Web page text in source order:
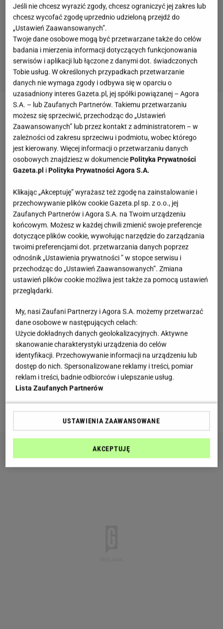
SPRAWDŹ: 5 przepisów na dietetyczne dania z grilla
Czy dania z grilla są szkodliwe dla zdrowia?
Na pewno słyszeliście o węglowodorach
jak benzoapiren czy akrylamid, wolnych rodnikach.
Podejrzewam, że mimowolnie obiło wam się co
nieco o uszy i nie sądzę, by były to komentarze
pochlebne. Cały proces klasycznego grillowania w
skrócie wygląda tak: wytopiony tłuszcz ścieka na
rozżarzony węgiel, szybko ulega spaleniu i
przekształceniu do szkodliwych, lotnych związków,
po czym osiada na jedzeniu. Wymienione wcześniej
związki to silne kancerogeny, czyli substancje
przyczyniające się do zwiększenia ryzyka
powstawania nowotworów. To oczywiste, że
sporadyczne jedzenie dań z grilla nie oznacza
wyroku śmierci, ale lepiej unikać tego, co jest dla nas
szkodliwe. Na pocieszenie powiem, że istnieje wiele
przydatnych wskazówek, które pozwolą nam
efektywnie unikać zagrożenia.
Jeśli nie chcesz wyrazić zgody, chcesz ograniczyć jej zakres lub
chcesz wycofać zgodę uprzednio udzieloną przejdź do
„Ustawień Zaawansowanych”.
Twoje dane osobowe mogą być przetwarzane także do celów
badania i mierzenia informacji dotyczących funkcjonowania
serwisów i aplikacji lub łączone z danymi dot. świadczonych
Tobie usług. W określonych przypadkach przetwarzanie
danych nie wymaga zgody i odbywa się w oparciu o
uzasadniony interes Gazeta.pl, jej spółki powiązanej – Agora
S.A. – lub Zaufanych Partnerów. Takiemu przetwarzaniu
możesz się sprzeciwić, przechodząc do „Ustawień
Zaawansowanych” lub przez kontakt z administratorem – w
zależności od zakresu sprzeciwu i podmiotu, wobec którego
jest kierowany. Więcej informacji o przetwarzaniu danych
osobowych znajdziesz w dokumencie Polityka Prywatności
Gazeta.pl i Polityka Prywatności Agora S.A.
Klikając „Akceptuję” wyrażasz też zgodę na zainstalowanie i
przechowywanie plików cookie Gazeta.pl sp. z o.o., jej
Zaufanych Partnerów i Agora S.A. na Twoim urządzeniu
końcowym. Możesz w każdej chwili zmienić swoje preferencje
dotyczące plików cookie, wywołując narzędzie do zarządzania
twoimi preferencjami dot. przetwarzania danych poprzez
odnośnik „Ustawienia prywatności ” w stopce serwisu i
przechodząc do „Ustawień Zaawansowanych”. Zmiana
ustawień plików cookie możliwa jest także za pomocą ustawień
przeglądarki.
My, nasi Zaufani Partnerzy i Agora S.A. możemy przetwarzać
dane osobowe w następujących celach:
Użycie dokładnych danych geolokalizacyjnych. Aktywne
skanowanie charakterystyki urządzenia do celów
identyfikacji. Przechowywanie informacji na urządzeniu lub
dostęp do nich. Spersonalizowane reklamy i treści, pomiar
reklam i treści, badnie odbiorców i ulepszanie usług.
Lista Zaufanych Partnerów
USTAWIENIA ZAAWANSOWANE
AKCEPTUJĘ